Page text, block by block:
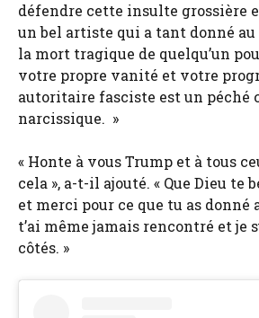
défendre cette insulte grossière
un bel artiste qui a tant donné
la mort tragique de quelqu’un
votre propre vanité et votre
autoritaire fasciste est un péché
narcissique. »
« Honte à vous Trump et à tous
cela », a-t-il ajouté. « Que Dieu te
et merci pour ce que tu as donné
t’ai même jamais rencontré et je
côtés. »